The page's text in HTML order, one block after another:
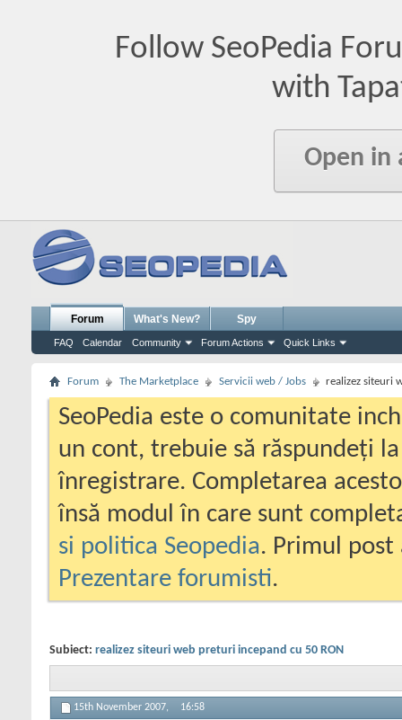
Follow SeoPedia
with
Open in
Forum
FAQ Calendar Community Forum Actions Quick Links
What's New? Spy
Forum The Marketplace Servicii web / Jobs realizez siteuri
SeoPedia este o comunitate
un cont, trebuie să răspundeți
înregistrare. Completarea
însă modul în care sunt
si politica Seopedia. Primul
Prezentare forumisti.
Subiect: realizez siteuri web preturi incepand cu 50 RON
15th November 2007, 16:58